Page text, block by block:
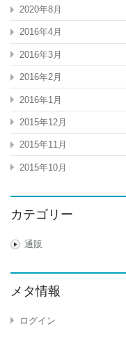
2020年8月
2016年4月
2016年3月
2016年2月
2016年1月
2015年12月
2015年11月
2015年10月
カテゴリー
通販
メタ情報
ログイン